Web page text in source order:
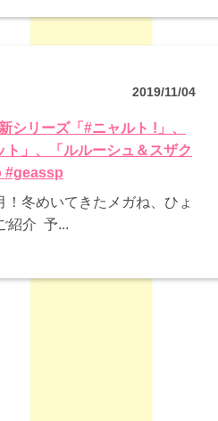
2019/11/04
リーズ「#ニャルト !」、
」、「ルルーシュ＆スザク
#geassp
冬めいてきたメガね、ひょ
介 予...